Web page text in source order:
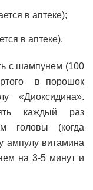
в аптеке);
в аптеке).
с шампунем (100
в порошок
«Диоксидина».
каждый раз
головы (когда
ампулу витамина
на 3-5 минут и